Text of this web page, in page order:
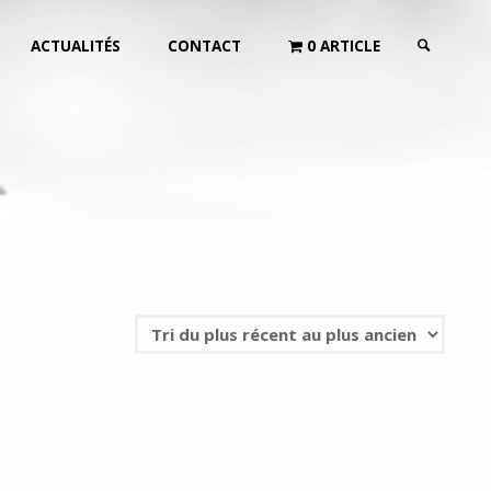
ACTUALITÉS CONTACT 0 ARTICLE